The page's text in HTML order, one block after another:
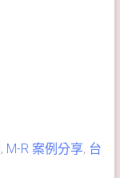
, M-R 案例分享, 台